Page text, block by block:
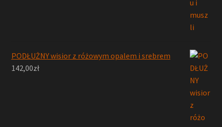
PODŁUŻNY wisior z różowym opalem i srebrem
142,00zł